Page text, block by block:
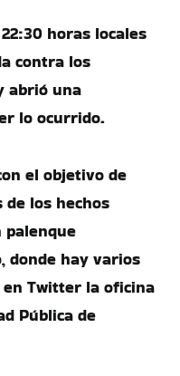
horas locales
contra los
abrió una
lo ocurrido.
el objetivo de
los hechos
donde hay varios
en Twitter la oficina
Pública de